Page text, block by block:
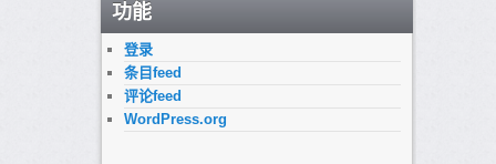
功能
登录
条目feed
评论feed
WordPress.org